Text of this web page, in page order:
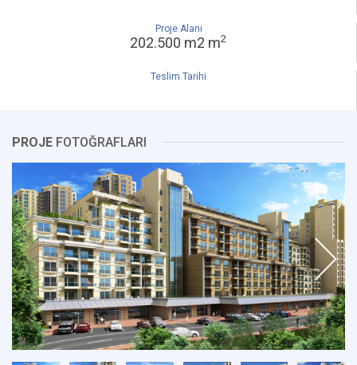
Proje Alanı
202.500 m2 m2
Teslim Tarihi
PROJE FOTOĞRAFLARI